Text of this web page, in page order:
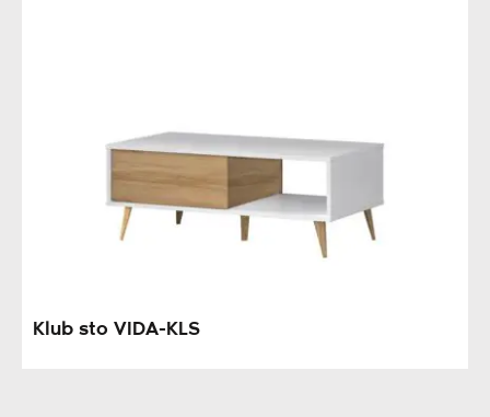
Klub sto VIDA-KLS